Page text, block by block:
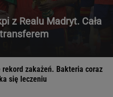
z Realu Madryt. Cała
rekord zakażeń. Bakteria coraz
się leczeniu